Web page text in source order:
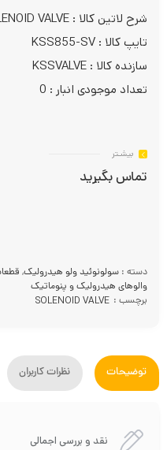
شرح لاتین کالا : SOLENOID VALVE
تایپ کالا : KSS855-SV
سازنده کالا : KSSVALVE
تعداد موجودی انبار : 0
بیشـتر
تماس بگیرید
دسته : سولونوئید ولو هیدرولیک,
والوهای هیدرولیک و پنوماتیک
برچسب : SOLENOID VALVE
توضیحات نظرات کاربران
نقد و بررسی اجمالی